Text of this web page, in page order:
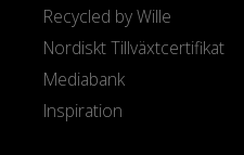
Recycled by Wille
Nordiskt Tillväxtcertifikat
Mediabank
Inspiration